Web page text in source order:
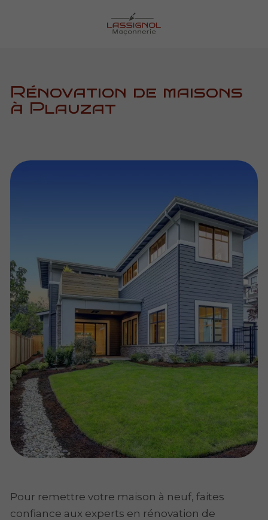
Rénovation de maisons
à Plauzat
Pour remettre votre maison à neuf, faites
confiance aux experts en rénovation de